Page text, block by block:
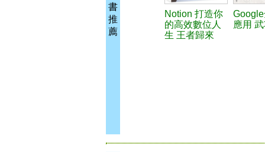
書
推
薦
Notion 打造你
的高效數位人
生 王者歸來
應用